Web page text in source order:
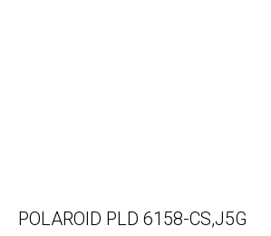
POLAROID PLD 6158-CS,J5G